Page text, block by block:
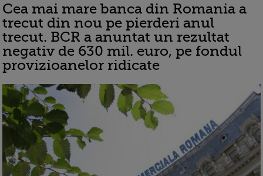
Cea mai mare banca din Romania a
trecut din nou pe pierderi anul
trecut. BCR a anuntat un rezultat
negativ de 630 mil. euro, pe fondul
provizioanelor ridicate